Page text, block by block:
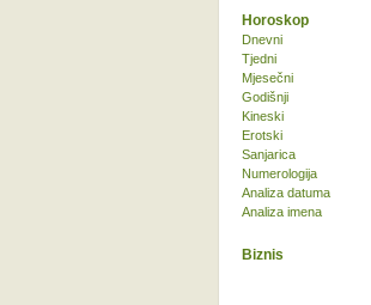
Biznis
Horoskop
Dnevni
Tjedni
Mjesečni
Godišnji
Kineski
Erotski
Sanjarica
Numerologija
Analiza datuma
Analiza imena